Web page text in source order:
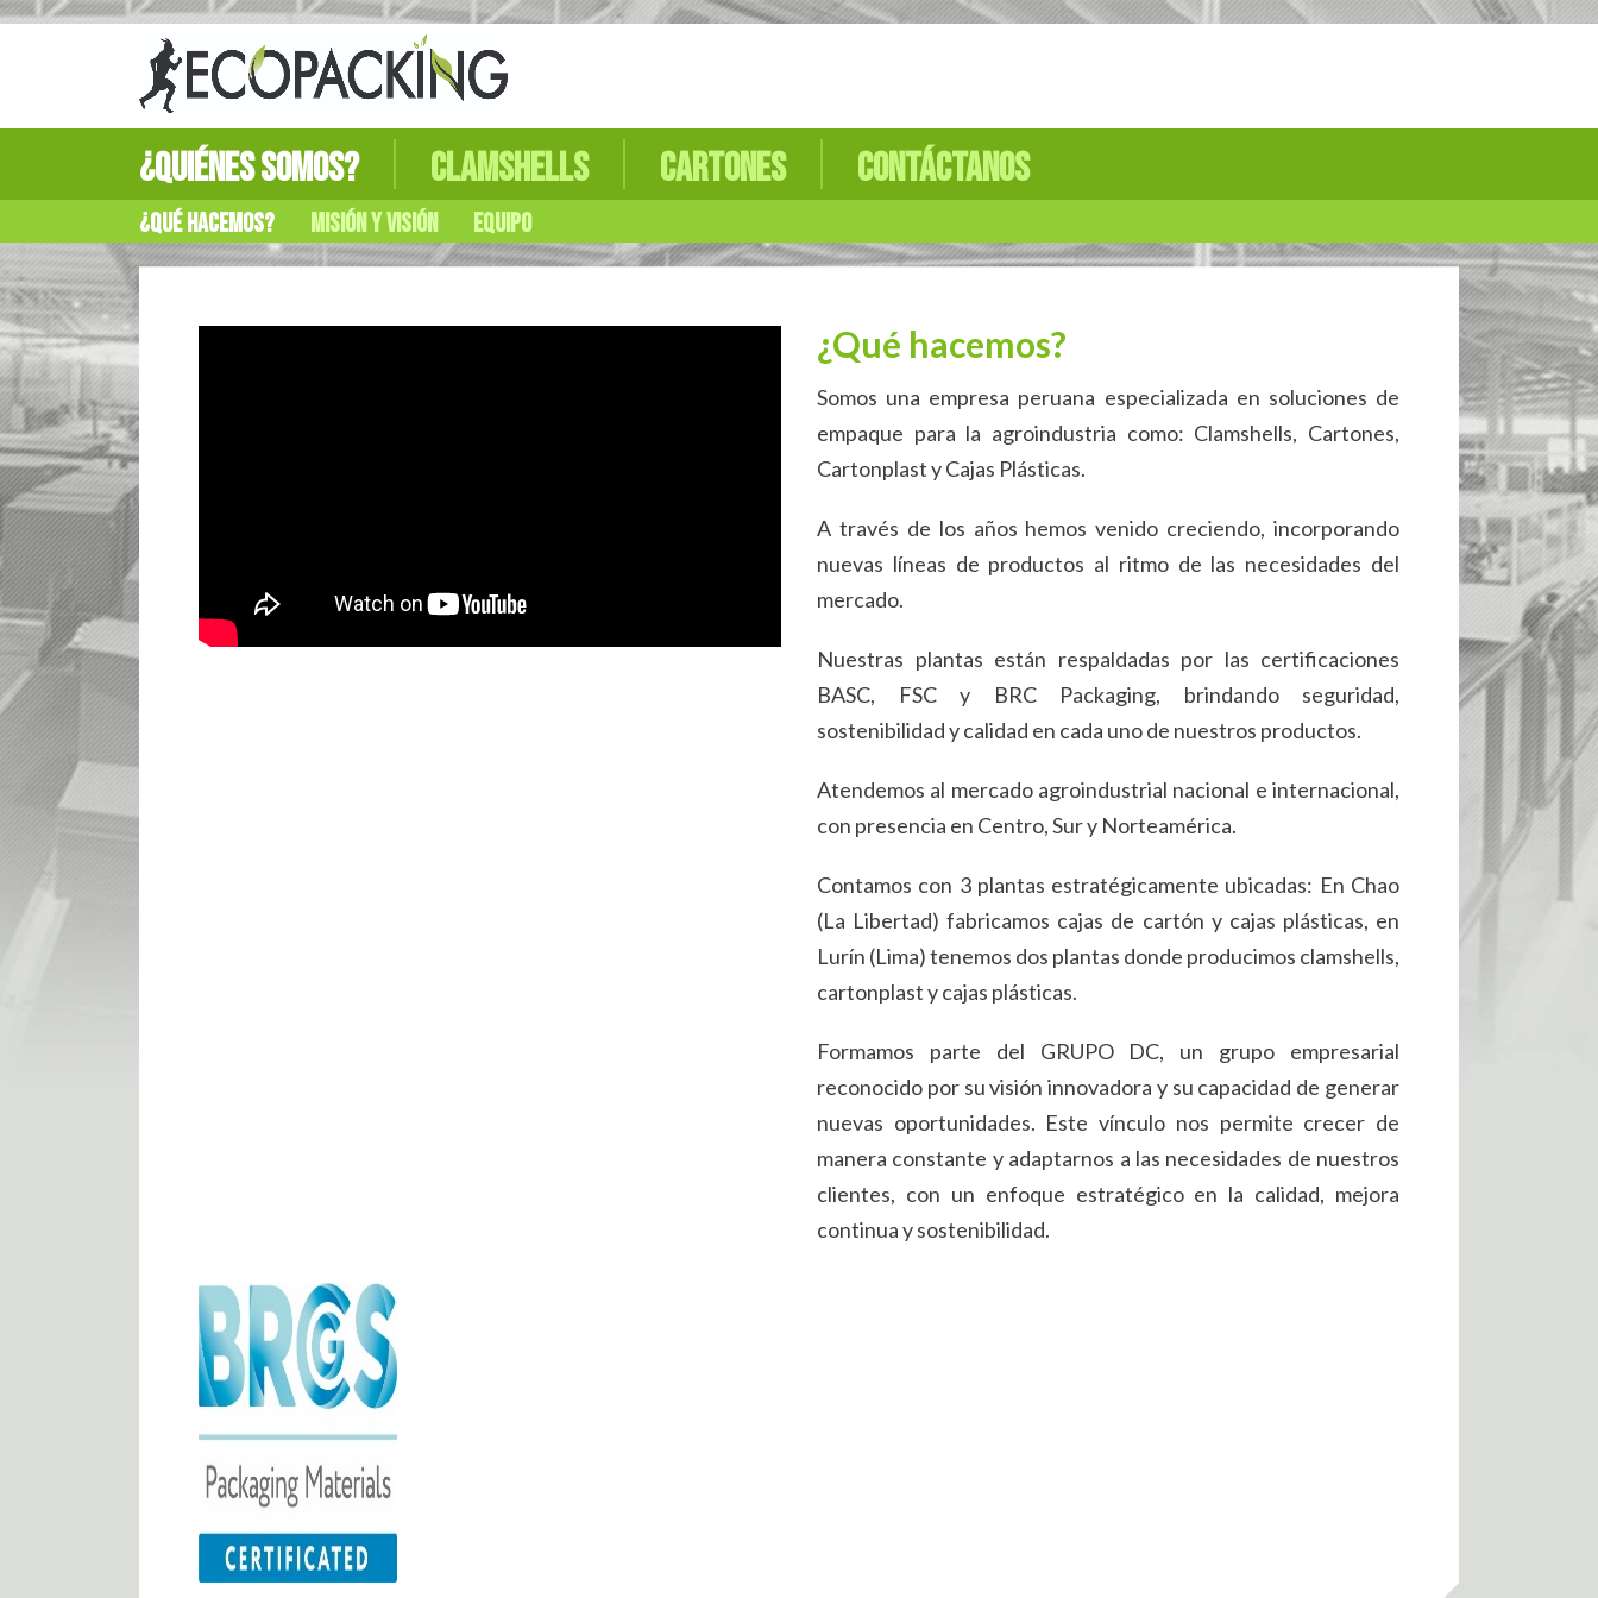
¿Quiénes Somos?
¿Qué hacemos? Misión y Visión Equipo
Clamshells Cartones Contáctanos
¿Qué hacemos?
Somos una empresa peruana especializada en soluciones de
empaque para la agroindustria como: Clamshells, Cartones,
Cartonplast y Cajas Plásticas.
A través de los años hemos venido creciendo, incorporando
nuevas líneas de productos al ritmo de las necesidades del
mercado.
Nuestras plantas están respaldadas por las certificaciones
BASC, FSC y BRC Packaging, brindando seguridad,
sostenibilidad y calidad en cada uno de nuestros productos.
Atendemos al mercado agroindustrial nacional e internacional,
con presencia en Centro, Sur y Norteamérica.
Contamos con 3 plantas estratégicamente ubicadas: En Chao
(La Libertad) fabricamos cajas de cartón y cajas plásticas, en
Lurín (Lima) tenemos dos plantas donde producimos clamshells,
cartonplast y cajas plásticas.
Formamos parte del GRUPO DC, un grupo empresarial
reconocido por su visión innovadora y su capacidad de generar
nuevas oportunidades. Este vínculo nos permite crecer de
manera constante y adaptarnos a las necesidades de nuestros
clientes, con un enfoque estratégico en la calidad, mejora
continua y sostenibilidad.